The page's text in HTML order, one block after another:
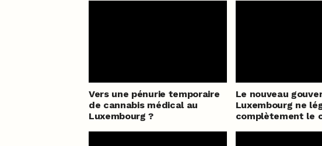
Vers une pénurie temporaire
de cannabis médical au
Luxembourg ?
Le nouveau
Luxembourg ne
complètement le